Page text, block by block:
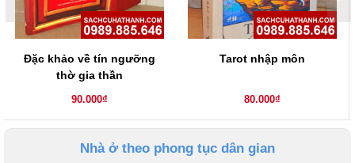
Đặc khảo về tín ngưỡng
thờ gia thần
90.000₫
Tarot nhập môn
80.000₫
Nhà ở theo phong tục dân gian